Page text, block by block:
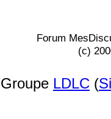
Forum
(c)
LDLC (